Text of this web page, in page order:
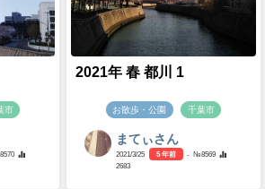
市
2021年 春 都川 1
お散歩・公園 千葉市
まてぃさん
2021/3/25 5 年前
- №8569
2683